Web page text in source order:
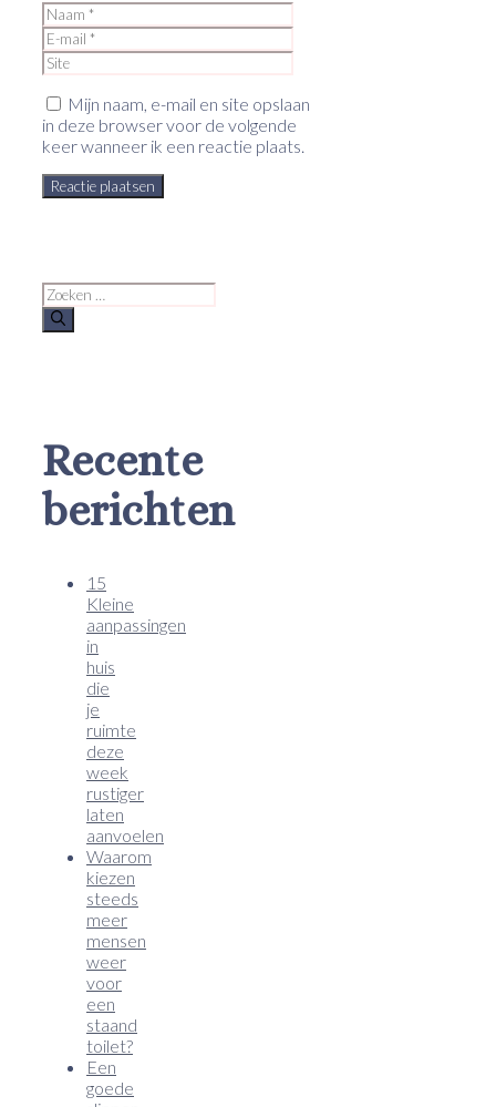
Naam
mail
Mijn naam, e-mail en site opslaan
in deze browser voor de volgende
keer wanneer ik een reactie plaats.
Zoek
naar:
Recente
berichten
15
Kleine
aanpassingen
in
huis
die
je
ruimte
deze
week
rustiger
laten
aanvoelen
Waarom
kiezen
steeds
meer
mensen
weer
voor
een
staand
toilet?
Een
goede